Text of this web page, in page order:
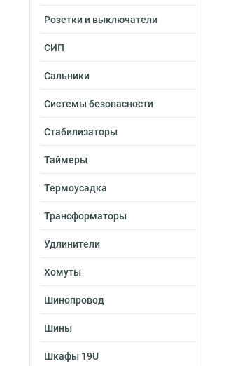
Розетки и выключатели
СИП
Сальники
Системы безопасности
Стабилизаторы
Таймеры
Термоусадка
Трансформаторы
Удлинители
Хомуты
Шинопровод
Шины
Шкафы 19U